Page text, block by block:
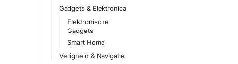
Gadgets & Elektronica
Elektronische
Gadgets
Smart Home
Veiligheid & Navigatie